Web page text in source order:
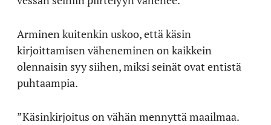
Arminen kuitenkin uskoo, että käsin
kirjoittamisen väheneminen on kaikkein
olennaisin syy siihen, miksi seinät ovat entistä
puhtaampia.
”Käsinkirjoitus on vähän mennyttä maailmaa.